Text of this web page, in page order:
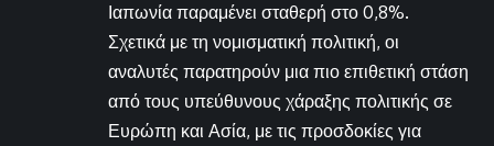
Ιαπωνία παραμένει σταθερή στο 0,8%.
Σχετικά με τη νομισματική πολιτική, οι
αναλυτές παρατηρούν μια πιο επιθετική στάση
από τους υπεύθυνους χάραξης πολιτικής σε
Ευρώπη και Ασία, με τις προσδοκίες για